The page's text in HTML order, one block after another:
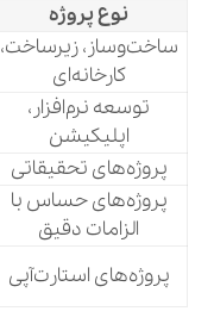
نوع پروژه
ساخت‌وساز، زیرساخت،
کارخانه‌ای
توسعه نرم‌افزار،
اپلیکیشن
پروژه‌های تحقیقاتی
پروژه‌های حساس با
الزامات دقیق
پروژه‌های استارت‌آپی